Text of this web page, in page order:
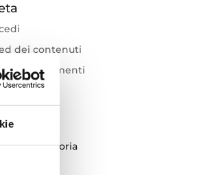
dei contenuti
dei commenti
categoria